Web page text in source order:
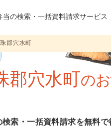
当の検索・一括資料請求サービス
郡穴水町
郡穴水町の
索・一括資料請求を無料で